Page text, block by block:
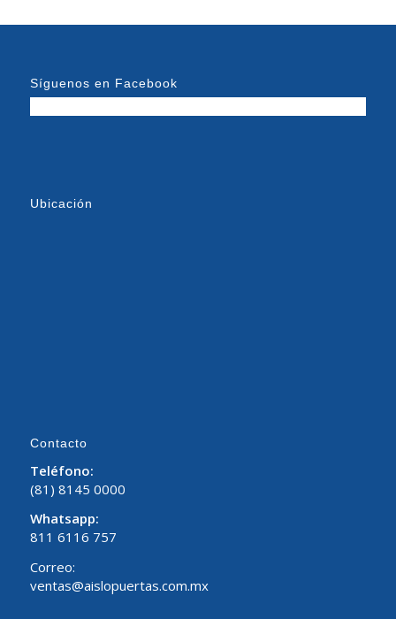
Síguenos en Facebook
Ubicación
Contacto
Teléfono:
(81) 8145 0000
Whatsapp:
811 6116 757
Correo:
ventas@aislopuertas.com.mx